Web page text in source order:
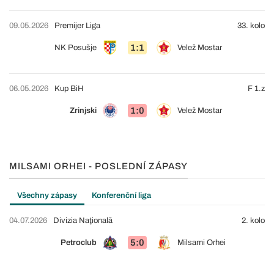
09.05.2026
NK Posušje 1:1 Velež Mostar
Premijer Liga 33. kolo
06.05.2026
Zrinjski 1:0 Velež Mostar
Kup BiH F 1.z
MILSAMI ORHEI - POSLEDNÍ ZÁPASY
Všechny zápasy Konferenční liga
04.07.2026
Petroclub 5:0 Milsami Orhei
Divizia Naţională 2. kolo